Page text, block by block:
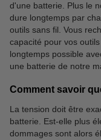
Ruban de
d'une batterie. Plus le
dure longtemps par
outils sans fil. Vous
capacité pour vos
longtemps possible
une batterie de notre
Comment savoir
La tension doit être
batterie. Est-elle plus
dommages sont alors